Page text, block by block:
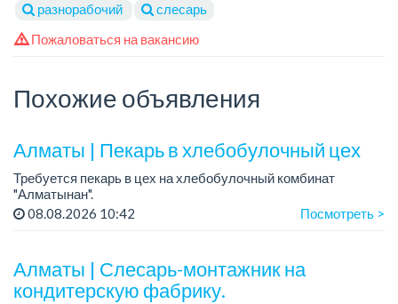
разнорабочий
слесарь
Пожаловаться на вакансию
Похожие объявления
Алматы | Пекарь в хлебобулочный цех
Требуется пекарь в цех на хлебобулочный комбинат
"Алматынан".
Требования: начальное или среднее специальное
Зарплата: до 220 000 тенге в меся...
08.08.2026 10:42 Посмотреть >
Алматы | Слесарь-монтажник на
кондитерскую фабрику.